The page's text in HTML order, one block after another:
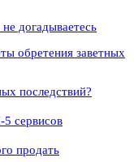
догадываетесь
обретения заветных
последствий?
сервисов
продать